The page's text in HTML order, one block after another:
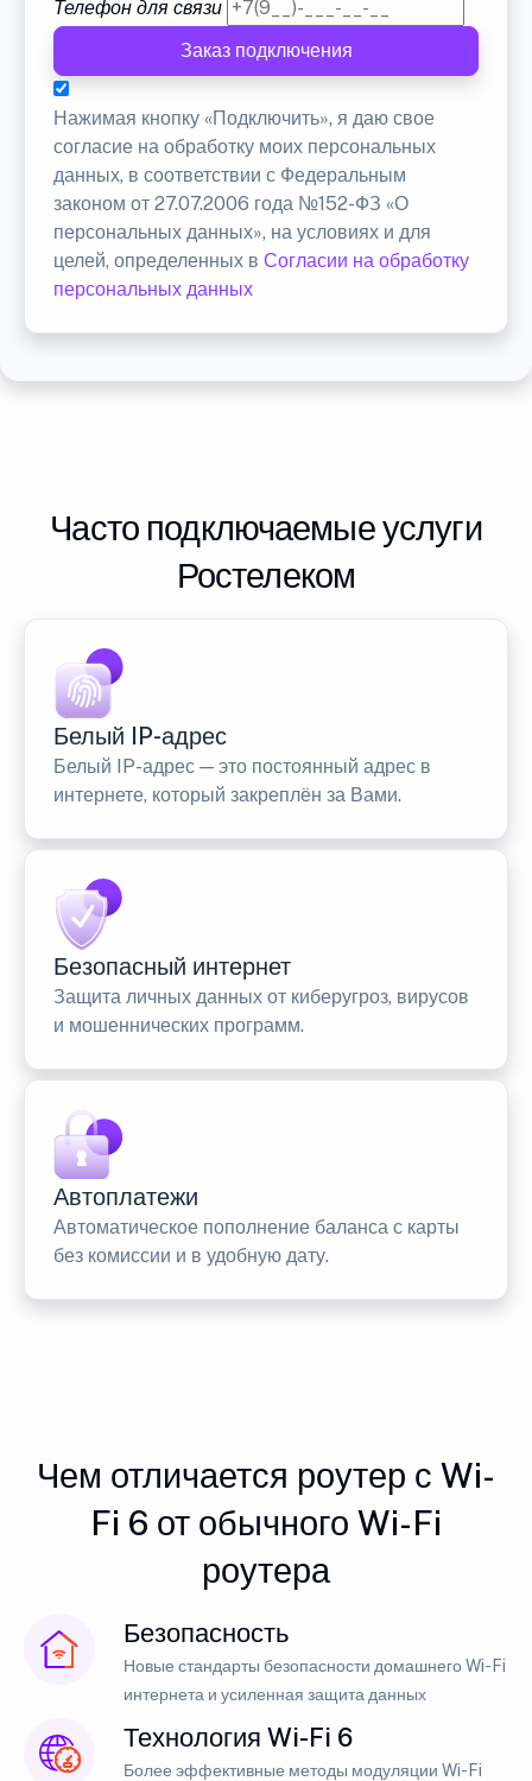
Телефон для связи
Заказ подключения
Нажимая кнопку «Подключить», я даю свое
согласие на обработку моих персональных
данных, в соответствии с Федеральным
законом от 27.07.2006 года №152-ФЗ «О
персональных данных», на условиях и для
целей, определенных в Согласии на обработку
персональных данных
Часто подключаемые услуги
Ростелеком
Белый IP-адрес
Белый IP-адрес — это постоянный адрес в
интернете, который закреплён за Вами.
Безопасный интернет
Защита личных данных от киберугроз, вирусов
и мошеннических программ.
Автоплатежи
Автоматическое пополнение баланса с карты
без комиссии и в удобную дату.
Чем отличается роутер с Wi-
Fi 6 от обычного Wi-Fi
роутера
Безопасность
Новые стандарты безопасности домашнего Wi-Fi
интернета и усиленная защита данных
Технология Wi-Fi 6
Более эффективные методы модуляции Wi-Fi